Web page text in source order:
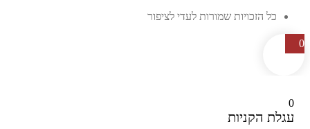
כל הזכויות שמורות לעדי לציפור
0
0
עגלת הקניות